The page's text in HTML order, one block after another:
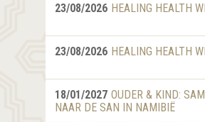
23/08/2026 HEALING HEALTH
23/08/2026 HEALING HEALTH
18/01/2027 OUDER & KIND:
NAAR DE SAN IN NAMIBIË